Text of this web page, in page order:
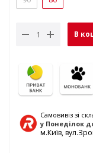
В
Самовивіз зі
у Понеділок
м.Київ,